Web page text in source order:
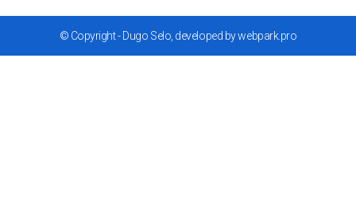
© Copyright - Dugo Selo, developed by webpark.pro